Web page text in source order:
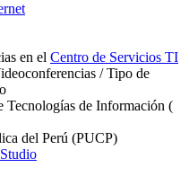
en el Centro de Servicios TI
/ Tipo de
de Información (
del Perú (PUCP)